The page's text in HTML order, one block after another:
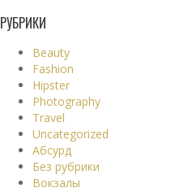
РУБРИКИ
Beauty
Fashion
Hipster
Photography
Travel
Uncategorized
Абсурд
Без рубрики
Вокзалы